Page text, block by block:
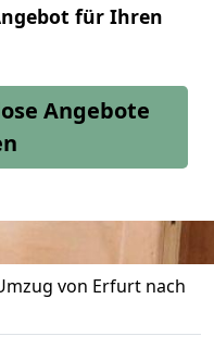
für Ihren
Angebote
von Erfurt nach